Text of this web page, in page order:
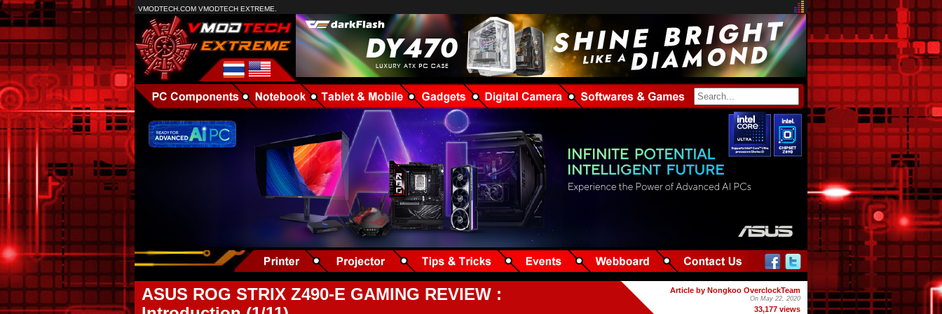
VMODTECH.COM VMODTECH EXTREME.
ASUS ROG STRIX Z490-E GAMING REVIEW :
Article by Nongkoo OverclockTeam
On May 22, 2020
33,177 views